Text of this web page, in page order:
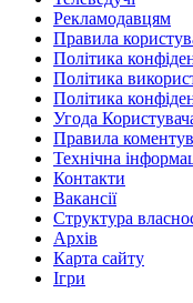
Рекламодавцям
Правила
Політика
Політика
Політика
Угода
Правила
Технічна
Контакти
Вакансії
Структура
Архів
Карта сайту
Ігри